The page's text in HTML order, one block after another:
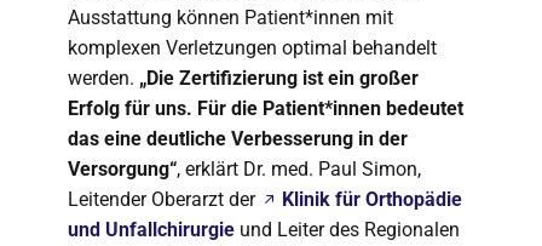
Ausstattung können Patient*innen mit
komplexen Verletzungen optimal behandelt
werden. „Die Zertifizierung ist ein großer
Erfolg für uns. Für die Patient*innen bedeutet
das eine deutliche Verbesserung in der
Versorgung“, erklärt Dr. med. Paul Simon,
Leitender Oberarzt der
Klinik für Orthopädie
und Unfallchirurgie und Leiter des Regionalen